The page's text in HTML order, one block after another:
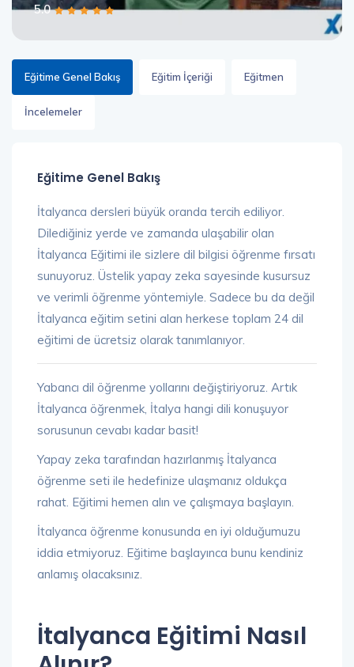
5.0
Eğitime Genel Bakış Eğitim İçeriği Eğitmen
İncelemeler
Eğitime Genel Bakış
İtalyanca dersleri büyük oranda tercih ediliyor.
Dilediğiniz yerde ve zamanda ulaşabilir olan
İtalyanca Eğitimi ile sizlere dil bilgisi öğrenme fırsatı
sunuyoruz. Üstelik yapay zeka sayesinde kusursuz
ve verimli öğrenme yöntemiyle. Sadece bu da değil
İtalyanca eğitim setini alan herkese toplam 24 dil
eğitimi de ücretsiz olarak tanımlanıyor.
Yabancı dil öğrenme yollarını değiştiriyoruz. Artık
İtalyanca öğrenmek, İtalya hangi dili konuşuyor
sorusunun cevabı kadar basit!
Yapay zeka tarafından hazırlanmış İtalyanca
öğrenme seti ile hedefinize ulaşmanız oldukça
rahat. Eğitimi hemen alın ve çalışmaya başlayın.
İtalyanca öğrenme konusunda en iyi olduğumuzu
iddia etmiyoruz. Eğitime başlayınca bunu kendiniz
anlamış olacaksınız.
İtalyanca Eğitimi Nasıl